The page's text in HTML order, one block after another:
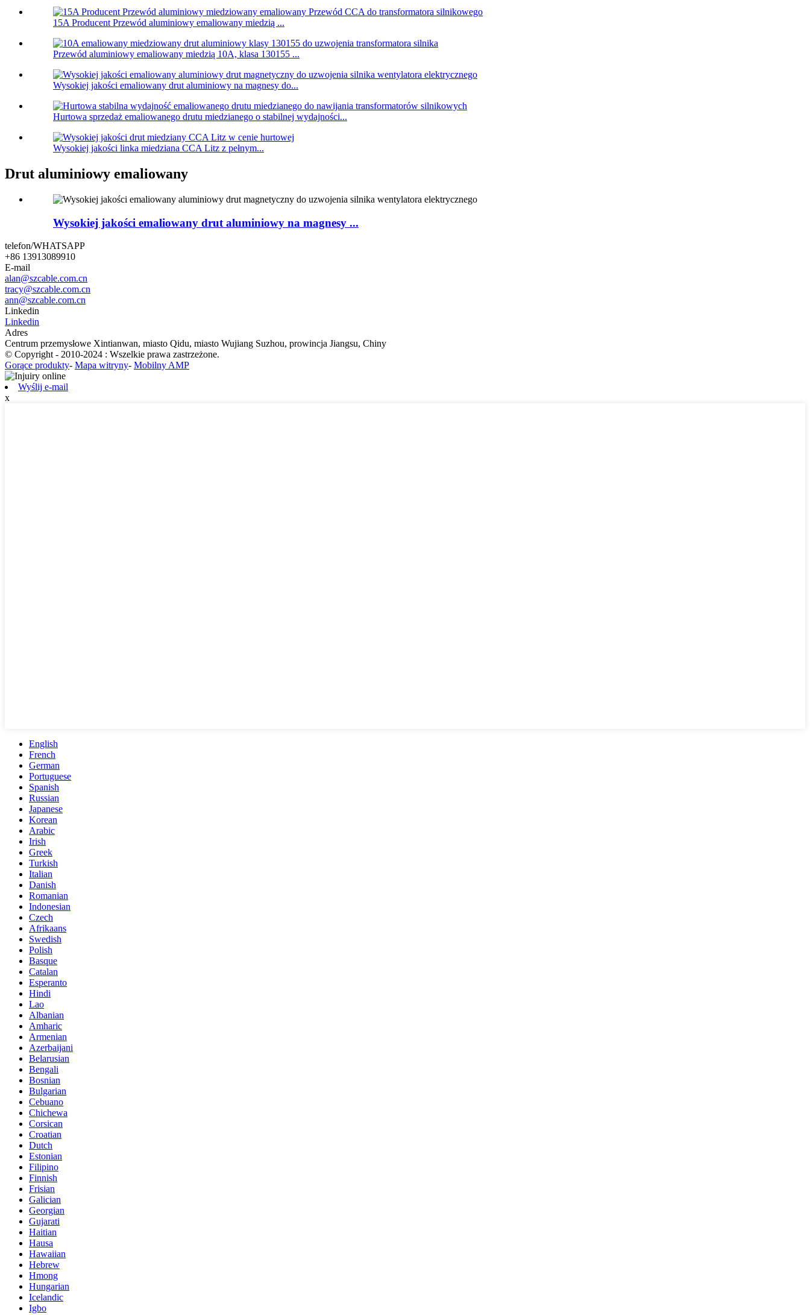
15A Producent Przewód aluminiowy emaliowany miedzią ...
Przewód aluminiowy emaliowany miedzią 10A, klasa 130155 ...
Wysokiej jakości emaliowany drut aluminiowy na magnesy do...
Hurtowa sprzedaż emaliowanego drutu miedzianego o stabilnej wydajności...
Wysokiej jakości linka miedziana CCA Litz z pełnym...
Drut aluminiowy emaliowany
Wysokiej jakości emaliowany drut aluminiowy na magnesy ...
telefon/WHATSAPP
+86 13913089910
E-mail
alan@szcable.com.cn
tracy@szcable.com.cn
ann@szcable.com.cn
Linkedin
Linkedin
Adres
Centrum przemysłowe Xintianwan, miasto Qidu, miasto Wujiang Suzhou, prowincja Jiangsu, Chiny
© Copyright - 2010-2024 : Wszelkie prawa zastrzeżone.
Gorące produkty- Mapa witryny- Mobilny AMP
Wyślij e-mail
x
English
French
German
Portuguese
Spanish
Russian
Japanese
Korean
Arabic
Irish
Greek
Turkish
Italian
Danish
Romanian
Indonesian
Czech
Afrikaans
Swedish
Polish
Basque
Catalan
Esperanto
Hindi
Lao
Albanian
Amharic
Armenian
Azerbaijani
Belarusian
Bengali
Bosnian
Bulgarian
Cebuano
Chichewa
Corsican
Croatian
Dutch
Estonian
Filipino
Finnish
Frisian
Galician
Georgian
Gujarati
Haitian
Hausa
Hawaiian
Hebrew
Hmong
Hungarian
Icelandic
Igbo